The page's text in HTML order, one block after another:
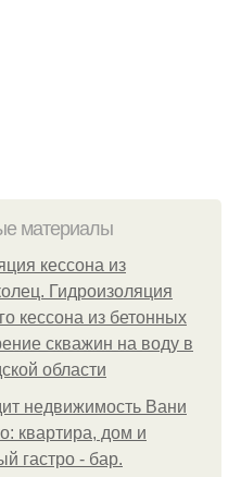
материалы
кессона из
Гидроизоляция
кессона из бетонных
скважин на воду в
области
недвижимость Вани
квартира, дом и
гастро - бар.